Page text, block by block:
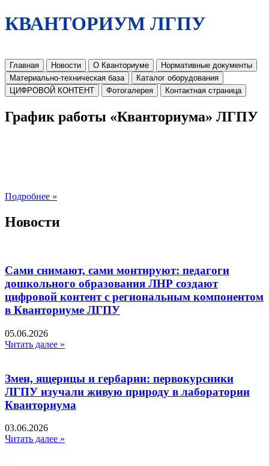
КВАНТОРИУМ ЛГПУ
Главная Новости О Кванториуме
Нормативные документы
Материально-техническая база
Каталог оборудования
ЦИФРОВОЙ КОНТЕНТ
Фотогалерея Контактная страница
График работы «Кванториума» ЛГПУ
Подробнее »
Новости
Сами снимают, сами монтируют: педагоги
дошкольного образования ЛНР создают
цифровой контент с региональным компонентом
в Кванториуме ЛГПУ​
05.06.2026
Читать далее »
Змеи, ящерицы и гербарии: первокурсники
ЛГПУ изучали живую природу в лаборатории
Кванториума
03.06.2026
Читать далее »